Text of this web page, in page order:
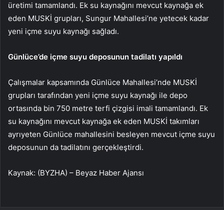
üretimi tamamlandı. Ek su kaynağını mevcut kaynağa ek
eden MUSKİ grupları, Sungur Mahallesi’ne yetecek kadar
yeni içme suyu kaynağı sağladı.
Günlüce’de içme suyu deposunun tadilatı yapıldı
Çalışmalar kapsamında Günlüce Mahallesi’nde MUSKİ
grupları tarafından yeni içme suyu kaynağı ile depo
ortasında bin 750 metre terfi çizgisi imali tamamlandı. Ek
su kaynağını mevcut kaynağa ek eden MUSKİ takımları
ayrıyeten Günlüce mahallesini besleyen mevcut içme suyu
deposunun da tadilatını gerçekleştirdi.
Kaynak: (BYZHA) – Beyaz Haber Ajansı